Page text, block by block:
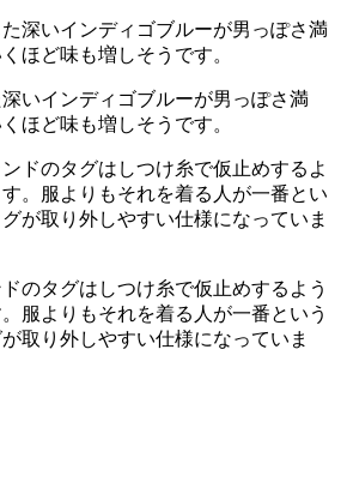
いインディゴブルーが男っぽさ満
ほど味も増しそうです。
のタグはしつけ糸で仮止めするよう
服よりもそれを着る人が一番という
取り外しやすい仕様になっていま